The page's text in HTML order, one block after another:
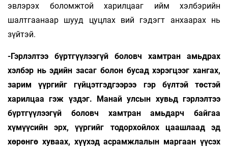
эвлэрэх боломжтой харилцааг ийм хэлбэрийн
шалтгаанаар шууд цуцлах вий гэдэгт анхаарах нь
зүйтэй.
-Гэрлэлтээ бүртгүүлээгүй боловч хамтран амьдрах
хэлбэр нь эдийн засаг болон бусад хэрэгцээг хангах,
зарим үүргийг гүйцэтгэдгээрээ гэр бүлтэй төстэй
харилцаа гэж үздэг. Манай улсын хувьд гэрлэлтээ
бүртгүүлээгүй боловч хамтран амьдарч байгаа
хүмүүсийн эрх, үүргийг тодорхойлох цаашлаад эд
хөрөнгө хуваах, хүүхэд асрамжлалын маргаан үүсэх